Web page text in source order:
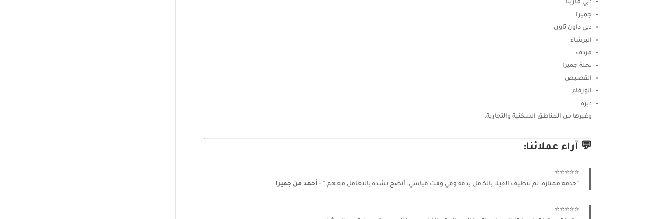
دبي مارينا
جميرا
دبي داون تاون
البرشاء
مردف
نخلة جميرا
القصيص
الورقاء
ديرة
وغيرها من المناطق السكنية والتجارية.
💬 آراء عملائنا:
⭐⭐⭐⭐⭐
“خدمة ممتازة، تم تنظيف الفيلا بالكامل بدقة وفي وقت قياسي. أنصح بشدة بالتعامل معهم.” – أحمد من جميرا
⭐⭐⭐⭐⭐